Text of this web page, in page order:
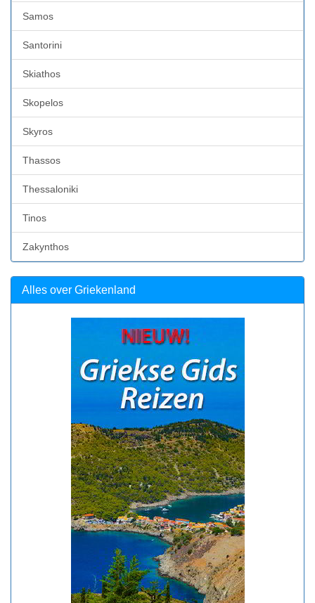
Samos
Santorini
Skiathos
Skopelos
Skyros
Thassos
Thessaloniki
Tinos
Zakynthos
Alles over Griekenland